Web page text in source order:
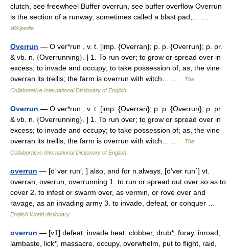
clutch, see freewheel Buffer overrun, see buffer overflow Overrun
is the section of a runway, sometimes called a blast pad,… …
Wikipedia
Overrun — O ver*run , v. t. [imp. {Overran}; p. p. {Overrun}; p. pr.
& vb. n. {Overrunning}. ] 1. To run over; to grow or spread over in
excess; to invade and occupy; to take possession of; as, the vine
overran its trellis; the farm is overrun with witch… …
The
Collaborative International Dictionary of English
Overrun — O ver*run , v. t. [imp. {Overran}; p. p. {Overrun}; p. pr.
& vb. n. {Overrunning}. ] 1. To run over; to grow or spread over in
excess; to invade and occupy; to take possession of; as, the vine
overran its trellis; the farm is overrun with witch… …
The
Collaborative International Dictionary of English
overrun — [ō΄vər run′; ] also, and for n.always, [ō′vər run΄] vt.
overran, overrun, overrunning 1. to run or spread out over so as to
cover 2. to infest or swarm over, as vermin, or rove over and
ravage, as an invading army 3. to invade, defeat, or conquer …
English World dictionary
overrun — [v1] defeat, invade beat, clobber, drub*, foray, inroad,
lambaste, lick*, massacre, occupy, overwhelm, put to flight, raid,